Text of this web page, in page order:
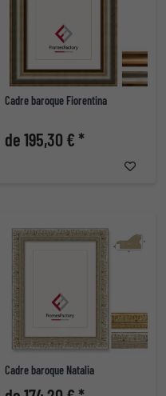
Cadre baroque Fiorentina
de 195,30 € *
Cadre baroque Natalia